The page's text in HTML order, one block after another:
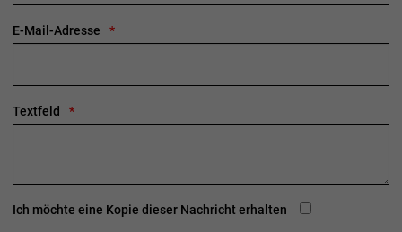
Max. Bremsscheibendu
Gabel: Trek Cross, Vollcarbon, konischer
Schaltwerk hinten: SRAM Apex XPLR, max. 44 Z. an
E-Mail-Adresse
Textfeld
Ich möchte eine Kopie dieser Nachricht erhalten